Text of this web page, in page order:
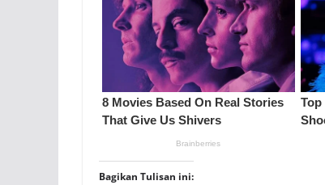
Bagikan Tulisan ini: